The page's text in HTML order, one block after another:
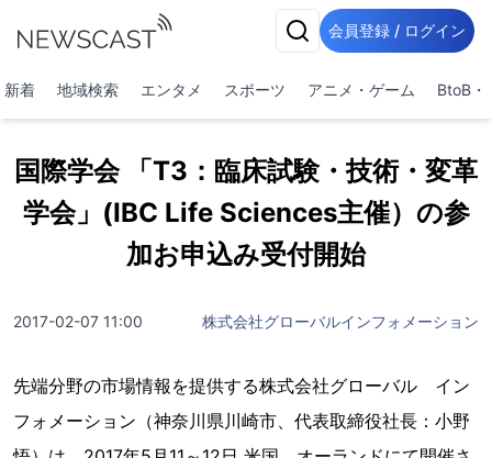
会員登録 / ログイン
新着 地域検索 エンタメ スポーツ アニメ・ゲーム BtoB・
国際学会 「T3：臨床試験・技術・変革
学会」(IBC Life Sciences主催）の参
加お申込み受付開始
2017-02-07 11:00 株式会社グローバルインフォメーション
先端分野の市場情報を提供する株式会社グローバル イン
フォメーション（神奈川県川崎市、代表取締役社長：小野